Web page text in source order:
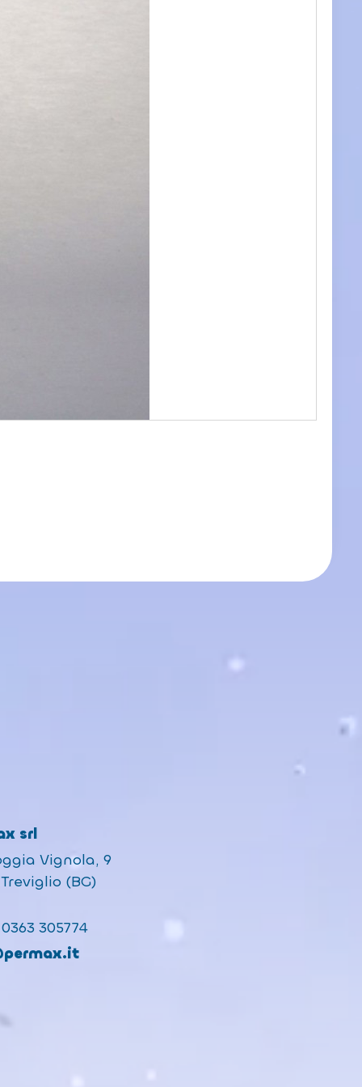
srl
Vignola, 9
(BG)
305774